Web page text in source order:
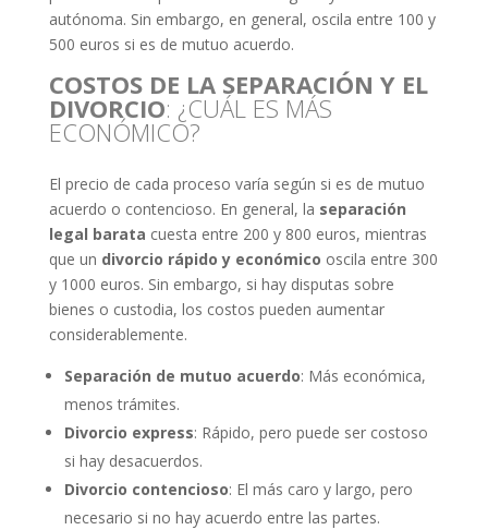
autónoma. Sin embargo, en general, oscila entre 100 y
500 euros si es de mutuo acuerdo.
COSTOS DE LA SEPARACIÓN Y EL
DIVORCIO: ¿CUÁL ES MÁS
ECONÓMICO?
El precio de cada proceso varía según si es de mutuo
acuerdo o contencioso. En general, la separación
legal barata cuesta entre 200 y 800 euros, mientras
que un divorcio rápido y económico oscila entre 300
y 1000 euros. Sin embargo, si hay disputas sobre
bienes o custodia, los costos pueden aumentar
considerablemente.
Separación de mutuo acuerdo: Más económica,
menos trámites.
Divorcio express: Rápido, pero puede ser costoso
si hay desacuerdos.
Divorcio contencioso: El más caro y largo, pero
necesario si no hay acuerdo entre las partes.